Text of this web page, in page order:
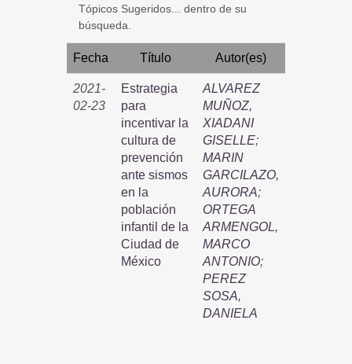
Tópicos Sugeridos... dentro de su
búsqueda.
Fecha Título Autor(es)
2021-
02-23
Estrategia
para
incentivar la
cultura de
prevención
ante sismos
en la
población
infantil de la
Ciudad de
México
ALVAREZ
MUÑOZ,
XIADANI
GISELLE;
MARIN
GARCILAZO,
AURORA;
ORTEGA
ARMENGOL,
MARCO
ANTONIO;
PEREZ
SOSA,
DANIELA